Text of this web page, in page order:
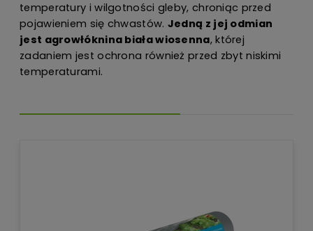
temperatury i wilgotności gleby, chroniąc przed
pojawieniem się chwastów. Jedną z jej odmian
jest agrowłóknina biała wiosenna, której
zadaniem jest ochrona również przed zbyt niskimi
temperaturami.